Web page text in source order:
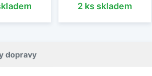
2 ks skladem
dopravy